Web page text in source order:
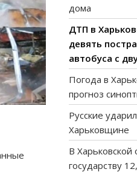
дома
ДТП в
девять
автобуса с
Погода в
прогноз
Русские
Харьковщине
В Харьковской
государству